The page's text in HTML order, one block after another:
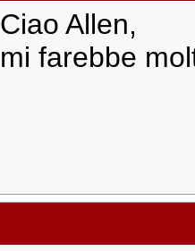
Ciao Allen,
mi farebbe